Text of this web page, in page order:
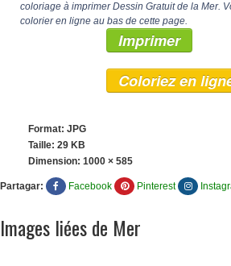
coloriage à imprimer Dessin Gratuit de la Mer.
colorier en ligne au bas de cette page.
Imprimer
Coloriez en
Format: JPG
Taille: 29 KB
Dimension: 1000 × 585
Partagar: Facebook Pinterest
Images liées de Mer